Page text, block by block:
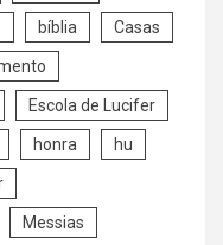
bíblia Casas
Escola de Lucifer
honra hu
Messias